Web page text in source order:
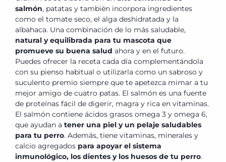
salmón, patatas y también incorpora ingredientes
como el tomate seco, el alga deshidratada y la
albahaca. Una combinación de lo más saludable,
natural y equilibrada para tu mascota que
promueve su buena salud ahora y en el futuro.
Puedes ofrecer la receta cada día complementándola
con su pienso habitual o utilizarla como un sabroso y
suculento premio siempre que te apetezca mimar a tu
mejor amigo de cuatro patas. El salmón es una fuente
de proteínas fácil de digerir, magra y rica en vitaminas.
El salmón contiene ácidos grasos omega 3 y omega 6,
que ayudan a tener una piel y un pelaje saludables
para tu perro. Además, tiene vitaminas, minerales y
calcio agregados para apoyar el sistema
inmunológico, los dientes y los huesos de tu perro.